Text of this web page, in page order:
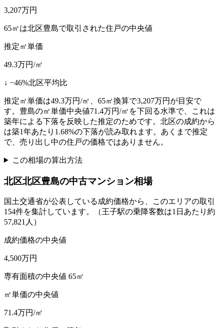
3,207万円
65㎡は北区豊島で取引された住戸の中央値
推定㎡単価
49.3万円/㎡
↓ −46%北区平均比
推定㎡単価は49.3万円/㎡、65㎡換算で3,207万円が目安で
す。豊島の㎡単価中央値71.4万円/㎡を下回る水準で、これは
築年による下落を反映した推定のためです。北区の成約から
は築1年あたり1.68%の下落が読み取れます。あくまで推定
で、売り出し中の住戸の価格ではありません。
この相場の算出方法
北区北区豊島の中古マンション相場
国土交通省が公表している成約価格から、このエリアの取引
154件を集計しています。
（王子駅の乗降客数は1日あたり約
57,821人）
成約価格の中央値
4,500万円
専有面積の中央値 65㎡
㎡単価の中央値
71.4万円/㎡